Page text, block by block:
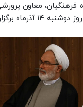
معاون
برگزار شد.